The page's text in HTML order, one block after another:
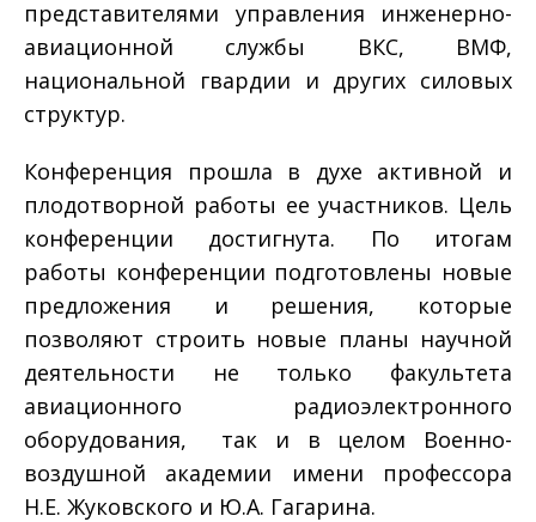
представителями управления инженерно-
авиационной службы ВКС, ВМФ,
национальной гвардии и других силовых
структур.
Конференция прошла в духе активной и
плодотворной работы ее участников. Цель
конференции достигнута. По итогам
работы конференции подготовлены новые
предложения и решения, которые
позволяют строить новые планы научной
деятельности не только факультета
авиационного радиоэлектронного
оборудования, так и в целом Военно-
воздушной академии имени профессора
Н.Е. Жуковского и Ю.А. Гагарина.